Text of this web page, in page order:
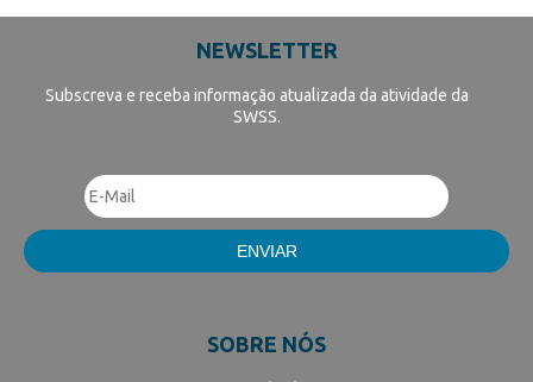
NEWSLETTER
Subscreva e receba informação atualizada da atividade da
SWSS.
SOBRE NÓS